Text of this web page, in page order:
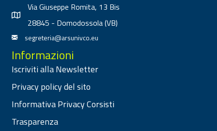
Via Giuseppe Romita, 13 Bis
28845 - Domodossola (VB)
segreteria@arsunivco.eu
Informazioni
Iscriviti alla Newsletter
Privacy policy del sito
Informativa Privacy Corsisti
Trasparenza